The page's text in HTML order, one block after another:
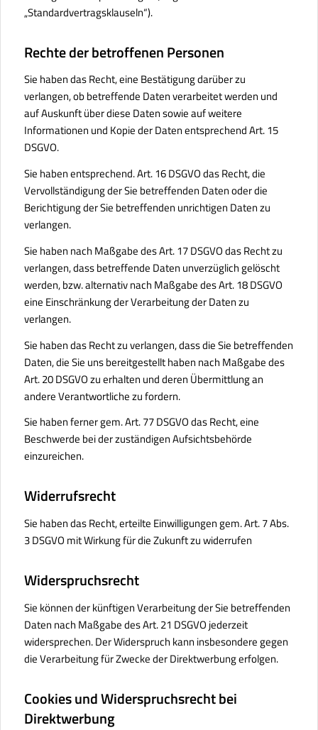
„Standardvertragsklauseln“).
Rechte der betroffenen Personen
Sie haben das Recht, eine Bestätigung darüber zu
verlangen, ob betreffende Daten verarbeitet werden und
auf Auskunft über diese Daten sowie auf weitere
Informationen und Kopie der Daten entsprechend Art. 15
DSGVO.
Sie haben entsprechend. Art. 16 DSGVO das Recht, die
Vervollständigung der Sie betreffenden Daten oder die
Berichtigung der Sie betreffenden unrichtigen Daten zu
verlangen.
Sie haben nach Maßgabe des Art. 17 DSGVO das Recht zu
verlangen, dass betreffende Daten unverzüglich gelöscht
werden, bzw. alternativ nach Maßgabe des Art. 18 DSGVO
eine Einschränkung der Verarbeitung der Daten zu
verlangen.
Sie haben das Recht zu verlangen, dass die Sie betreffenden
Daten, die Sie uns bereitgestellt haben nach Maßgabe des
Art. 20 DSGVO zu erhalten und deren Übermittlung an
andere Verantwortliche zu fordern.
Sie haben ferner gem. Art. 77 DSGVO das Recht, eine
Beschwerde bei der zuständigen Aufsichtsbehörde
einzureichen.
Widerrufsrecht
Sie haben das Recht, erteilte Einwilligungen gem. Art. 7 Abs.
3 DSGVO mit Wirkung für die Zukunft zu widerrufen
Widerspruchsrecht
Sie können der künftigen Verarbeitung der Sie betreffenden
Daten nach Maßgabe des Art. 21 DSGVO jederzeit
widersprechen. Der Widerspruch kann insbesondere gegen
die Verarbeitung für Zwecke der Direktwerbung erfolgen.
Cookies und Widerspruchsrecht bei
Direktwerbung